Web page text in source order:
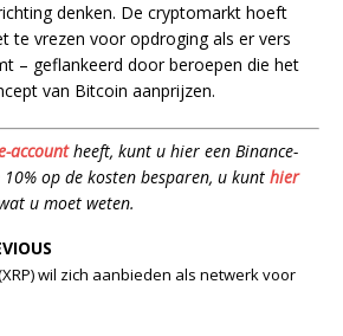
denken. De cryptomarkt hoeft
te vrezen voor opdroging als er vers
– geflankeerd door beroepen die het
van Bitcoin aanprijzen.
accountheeft, kunt u hier een Binance-
op de kosten besparen, u kunt hier
u moet weten.
wil zich aanbieden als netwerk voor